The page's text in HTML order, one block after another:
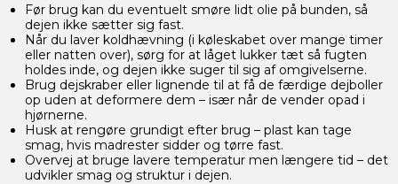
Før brug kan du eventuelt smøre lidt olie på bunden, så
dejen ikke sætter sig fast.
Når du laver koldhævning (i køleskabet over mange timer
eller natten over), sørg for at låget lukker tæt så fugten
holdes inde, og dejen ikke suger til sig af omgivelserne.
Brug dejskraber eller lignende til at få de færdige dejboller
op uden at deformere dem – især når de vender opad i
hjørnerne.
Husk at rengøre grundigt efter brug – plast kan tage
smag, hvis madrester sidder og tørre fast.
Overvej at bruge lavere temperatur men længere tid – det
udvikler smag og struktur i dejen.